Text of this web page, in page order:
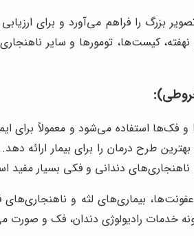
بزرگ را فراهم می‌آورد و برای
کیست‌ها، تومورها و سایر
طرح درمان را برای بیمار
دندانی و فکی بسیار مفید
بیماری‌های لثه و
خدمات رادیولوژی دندان، فک و صورت